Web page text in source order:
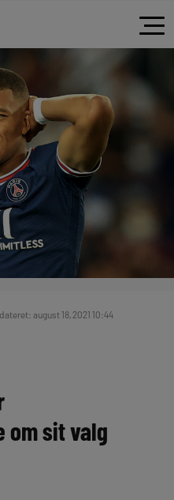
august 18, 2021 10:44
om sit valg